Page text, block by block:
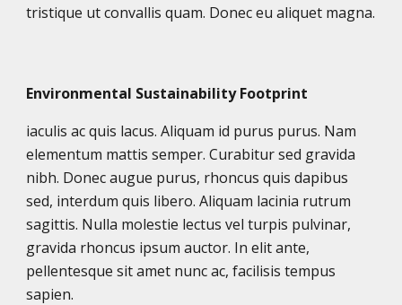
tristique ut convallis quam. Donec eu aliquet magna.
Environmental Sustainability Footprint
iaculis ac quis lacus. Aliquam id purus purus. Nam
elementum mattis semper. Curabitur sed gravida
nibh. Donec augue purus, rhoncus quis dapibus
sed, interdum quis libero. Aliquam lacinia rutrum
sagittis. Nulla molestie lectus vel turpis pulvinar,
gravida rhoncus ipsum auctor. In elit ante,
pellentesque sit amet nunc ac, facilisis tempus
sapien.